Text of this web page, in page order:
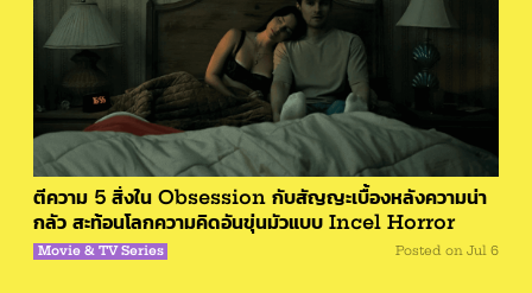
ตีความ 5 สิ่งใน Obsession กับสัญญะเบื้องหลังความน่า
กลัว สะท้อนโลกความคิดอันขุ่นมัวแบบ Incel Horror
Movie & TV Series Posted on Jul 6